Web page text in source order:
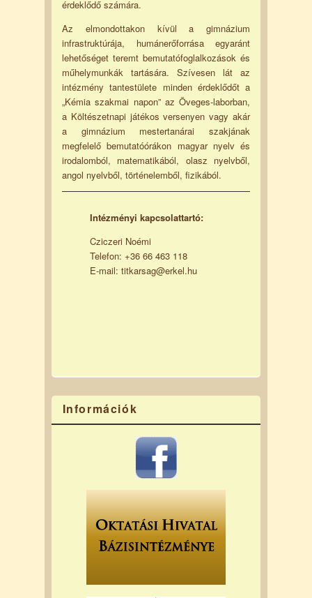
érdeklődő számára.
Az elmondottakon kívül a gimnázium
infrastruktúrája, humánerőforrása egyaránt
lehetőséget teremt bemutatófoglalkozások és
műhelymunkák tartására. Szívesen lát az
intézmény tantestülete minden érdeklődőt a
„Kémia szakmai napon” az Öveges-laborban,
a Költészetnapi játékos versenyen vagy akár
a gimnázium mestertanárai szakjának
megfelelő bemutatóórákon magyar nyelv és
irodalomból, matematikából, olasz nyelvből,
angol nyelvből, történelemből, fizikából.
Intézményi kapcsolattartó:
Cziczeri Noémi
Telefon: +36 66 463 118
E-mail: titkarsag@erkel.hu
Információk